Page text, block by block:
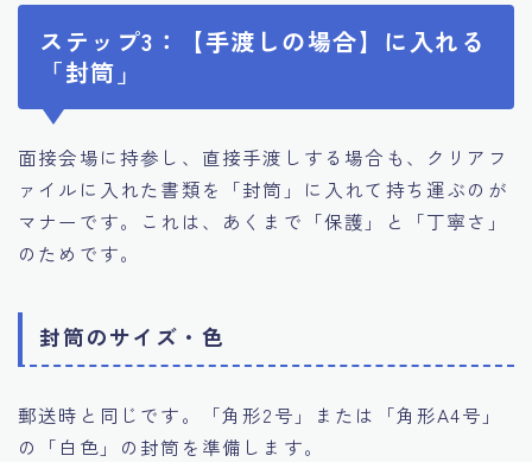
ステップ3：【手渡しの場合】に入れる
「封筒」
面接会場に持参し、直接手渡しする場合も、クリアフ
ァイルに入れた書類を「封筒」に入れて持ち運ぶのが
マナーです。これは、あくまで「保護」と「丁寧さ」
のためです。
封筒のサイズ・色
郵送時と同じです。「角形2号」または「角形A4号」
の「白色」の封筒を準備します。